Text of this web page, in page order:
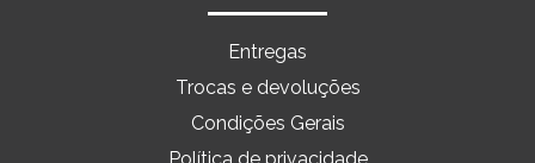
Entregas
Trocas e devoluções
Condições Gerais
Política de privacidade